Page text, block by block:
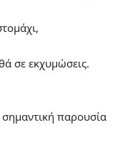
σε εκχυμώσεις.
παρουσία